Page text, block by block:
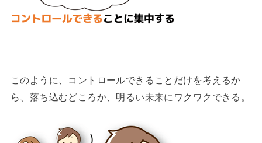
このように、コントロールできることだけを考えるか
ら、落ち込むどころか、明るい未来にワクワクできる。